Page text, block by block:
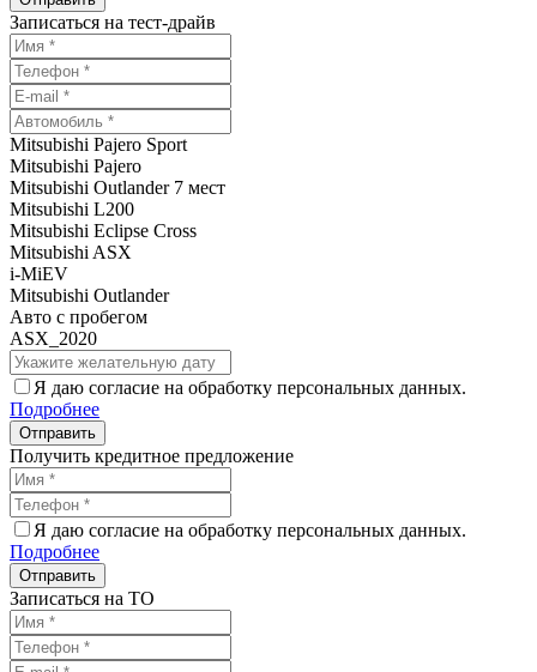
Записаться на тест-драйв
Mitsubishi Pajero Sport
Mitsubishi Pajero
Mitsubishi Outlander 7 мест
Mitsubishi L200
Mitsubishi Eclipse Cross
Mitsubishi ASX
i-MiEV
Mitsubishi Outlander
Авто с пробегом
ASX_2020
Я даю согласие на обработку персональных данных.
Подробнее
Получить кредитное предложение
Я даю согласие на обработку персональных данных.
Подробнее
Записаться на ТО